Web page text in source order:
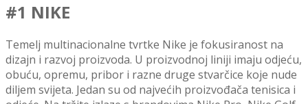
#1 NIKE
Temelj multinacionalne tvrtke Nike je fokusiranost na
dizajn i razvoj proizvoda. U proizvodnoj liniji imaju odjeću,
obuću, opremu, pribor i razne druge stvarčice koje nude
diljem svijeta. Jedan su od najvećih proizvođača tenisica i